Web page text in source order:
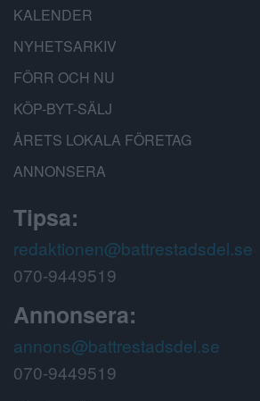
KALENDER
NYHETSARKIV
FÖRR OCH NU
KÖP-BYT-SÄLJ
ÅRETS LOKALA FÖRETAG
ANNONSERA
Tipsa:
redaktionen@battrestadsdel.se
070-9449519
Annonsera:
annons@battrestadsdel.se
070-9449519